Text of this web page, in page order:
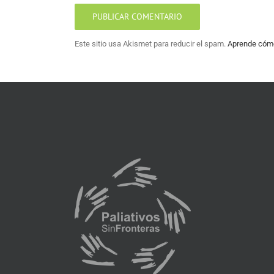
Este sitio usa Akismet para reducir el spam. Aprende